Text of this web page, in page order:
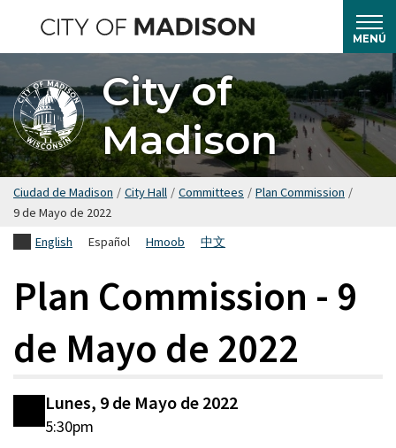
el
contenido
principal
MENÚ
City of
Madison
Ciudad de Madison / City Hall / Committees / Plan Commission /
9 de Mayo de 2022
English
Español Hmoob 中文
Plan Commission - 9
de Mayo de 2022
Lunes, 9 de Mayo de 2022
5:30pm